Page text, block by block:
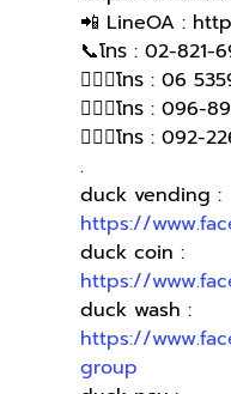
📲 LineOA :
📞โทร : 02-
🙋🏻‍♀️โทร : 06
🙋🏻‍♀โทร : 096-
🙋🏻‍♀️โทร : 092-
.
duck vending :
https://
duck coin :
https://
duck wash :
https://
group